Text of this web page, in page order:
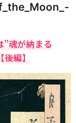
”魂が納まる
編】